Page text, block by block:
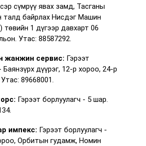
сүмрүү явах замд, Тасганы
талд байрлах Нисдэг Машин
төвийн 1 дүгээр давхарт 06
Утас: 88587292.
жанжин сервис: Гэрээт
Баянзүрх дүүрэг, 12-р хороо, 24-р
89668001.
Гэрээт борлуулагч - 5 шар.
импекс: Гэрээт борлуулагч -
Орбитын гудамж, Номин